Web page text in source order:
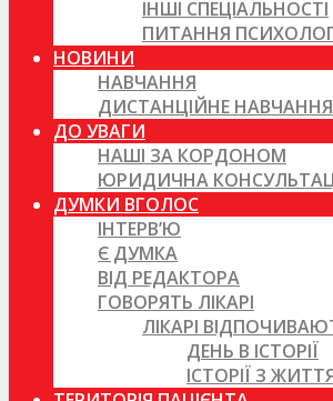
ІНШІ СПЕЦІАЛЬНОСТІ
ПИТАННЯ
НОВИНИ
НАВЧАННЯ
ДИСТАНЦІЙНЕ НАВЧАННЯ
ДО УВАГИ
НАШІ ЗА КОРДОНОМ
ЮРИДИЧНА
ДУМКИ ВГОЛОС
ІНТЕРВ’Ю
Є ДУМКА
ВІД РЕДАКТОРА
ГОВОРЯТЬ ЛІКАРІ
ЛІКАРІ
ДЕНЬ В ІСТОРІЇ
ІСТОРІЇ З